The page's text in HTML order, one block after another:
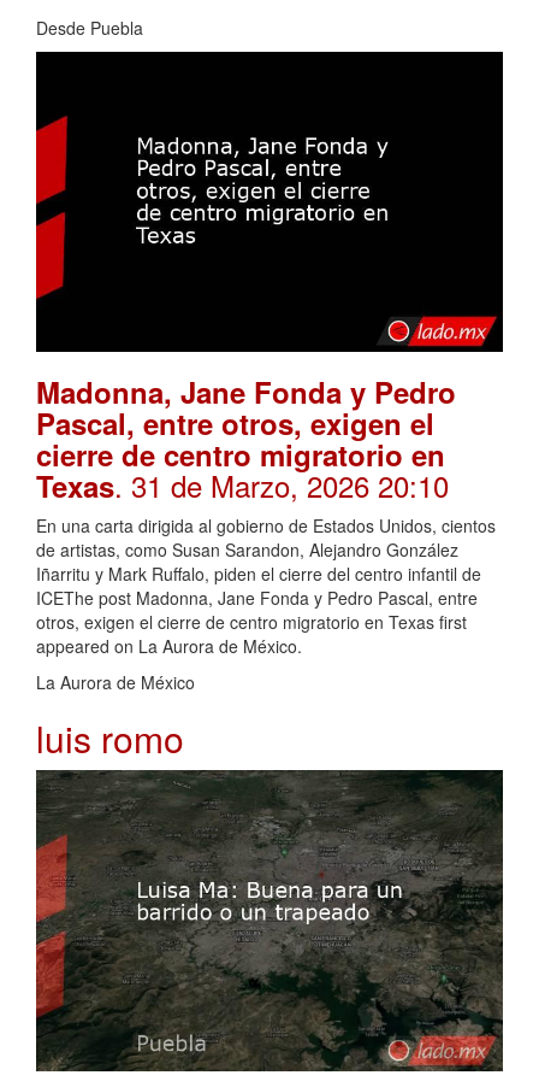
Desde Puebla
Madonna, Jane Fonda y Pedro
Pascal, entre otros, exigen el
cierre de centro migratorio en
Texas. 31 de Marzo, 2026 20:10
En una carta dirigida al gobierno de Estados Unidos, cientos
de artistas, como Susan Sarandon, Alejandro González
Iñarritu y Mark Ruffalo, piden el cierre del centro infantil de
ICEThe post Madonna, Jane Fonda y Pedro Pascal, entre
otros, exigen el cierre de centro migratorio en Texas first
appeared on La Aurora de México.
La Aurora de México
luis romo